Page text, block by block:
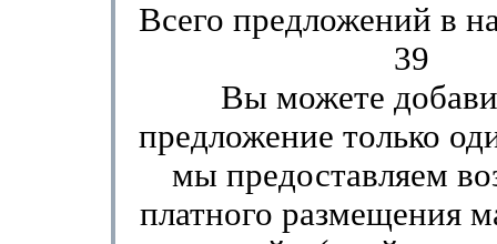
Всего предложений в
39
Вы можете
предложение только
мы предоставляем
платного размещения